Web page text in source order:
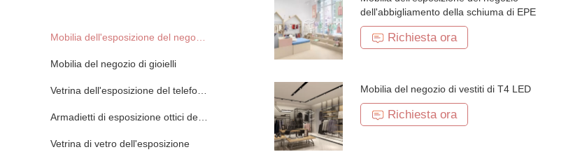
Mobilia dell'esposizione del negozio dell'abbigliamento
Mobilia del negozio di gioielli
Vetrina dell'esposizione del telefono cellulare
Armadietti di esposizione ottici del negozio
Vetrina di vetro dell'esposizione
dell'abbigliamento della schiuma di EPE
Richiesta ora
Mobilia del negozio di vestiti di T4 LED
Richiesta ora